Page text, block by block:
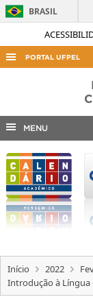
BRASIL
PORTAL UFPEL
ACESSO À
COBALTO
EDITAIS
INTERNACIONAL
OUVIDORIA
TELEFONES
MENU
Início 2022
Introdução à Língua